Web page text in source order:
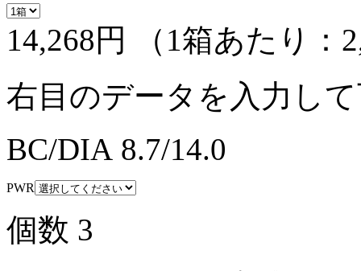
14,268円
（1箱あたり：
右目のデータを入力し
BC/DIA 8.7/14.0
PWR
個数 3